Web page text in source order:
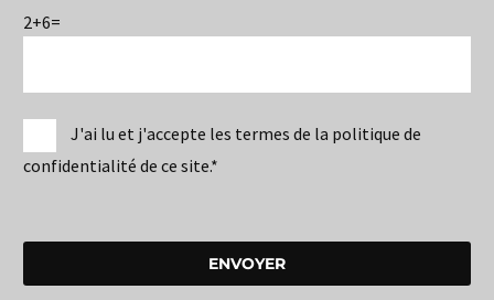
2+6=
J'ai lu et j'accepte les termes de la politique de
confidentialité de ce site.*